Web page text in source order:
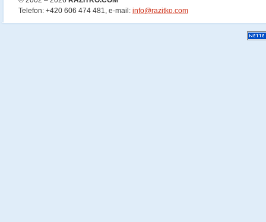
Telefon: +420 606 474 481, e-mail: info@razitko.com